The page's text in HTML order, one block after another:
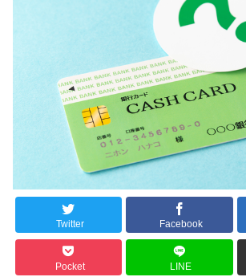
Twitter Facebook
Pocket LINE